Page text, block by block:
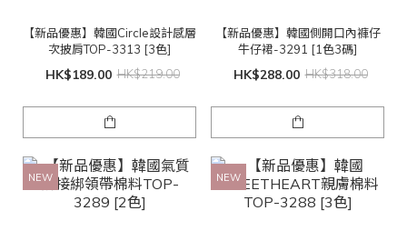
【新品優惠】韓國Circle設計感層
次披肩TOP-3313 [3色]
HK$189.00 HK$219.00
【新品優惠】韓國側開口內褲仔
牛仔裙-3291 [1色3碼]
HK$288.00 HK$318.00
NEW NEW